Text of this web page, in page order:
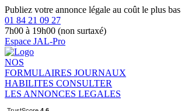
Publiez votre annonce légale au coût le plus bas
01 84 21 09 27
7h00 à 19h00 (non surtaxé)
Espace JAL-Pro
NOS
FORMULAIRES JOURNAUX
HABILITES CONSULTER
LES ANNONCES LEGALES